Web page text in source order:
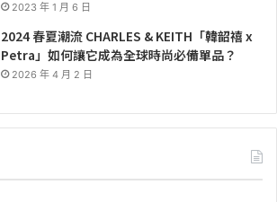
2023 年 1 月 6 日
2024 春夏潮流 CHARLES & KEITH「韓韶禧 x
Petra」如何讓它成為全球時尚必備單品？
2026 年 4 月 2 日